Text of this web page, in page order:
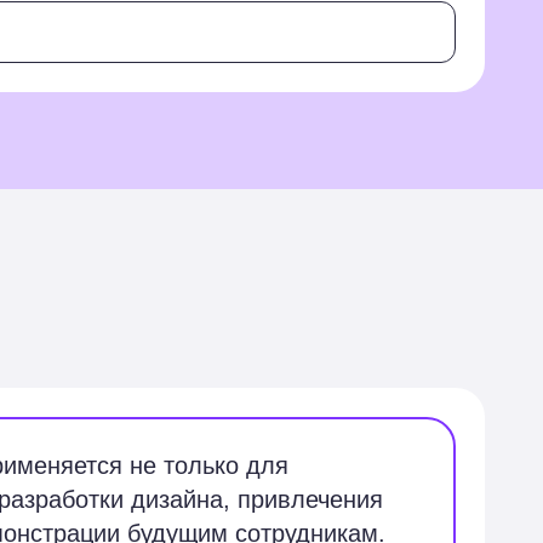
не только для
дизайна, привлечения
будущим сотрудникам.